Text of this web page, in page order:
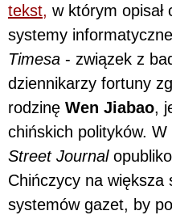
tekst, w którym opisał
systemy
Timesa - związek z
dziennikarzy fortuny
rodzinę Wen Jiabao,
chińskich polityków.
Street Journal
Chińczycy na większa
systemów gazet, by